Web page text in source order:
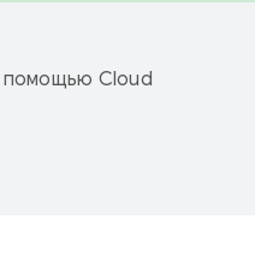
помощью Cloud